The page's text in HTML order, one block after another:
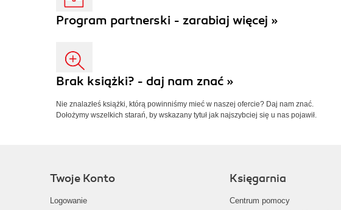
Program partnerski - zarabiaj więcej »
Brak książki? - daj nam znać »
Nie znalazłeś książki, którą powinniśmy mieć w naszej ofercie? Daj nam znać.
Dołożymy wszelkich starań, by wskazany tytuł jak najszybciej się u nas pojawił.
Twoje Konto
Logowanie
Księgarnia
Centrum pomocy